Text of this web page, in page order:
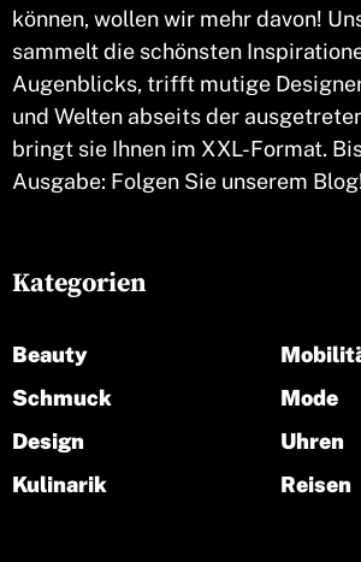
können, wollen wir mehr davon!
sammelt die schönsten
Augenblicks, trifft mutige
und Welten abseits der
bringt sie Ihnen im XXL-Format.
Ausgabe: Folgen Sie unserem
Kategorien
Beauty
Schmuck
Design
Kulinarik
Mode
Uhren
Reisen